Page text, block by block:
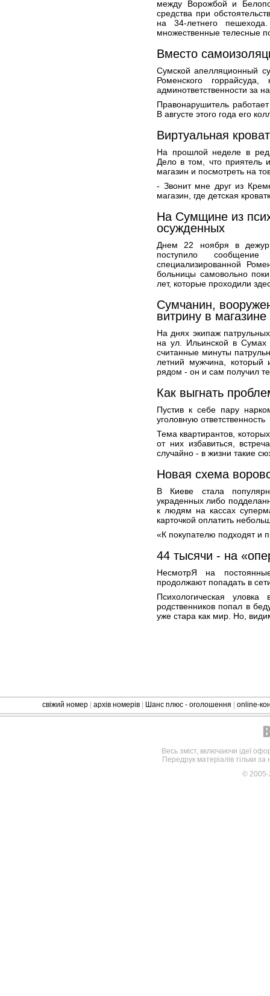
между Ворожбой и
средства при
на 34-летнего
множественные телесные
Вместо
Сумской апелляционный
Роменского
админответственности за
Правонарушитель
В августе этого года его
Виртуальная
На прошлой неделе в
Дело в том, что приятель
магазин и посмотреть на
- Звонит мне друг из
магазин, где детская
На Сумщине из
осужденных
Днем 22 ноября в
поступило
специализированной
больницы самовольно
лет, которые проходили
Сумчанин,
витрину в магазине
На днях экипаж
на ул. Ильинской в Сумах
считанные минуты
летний мужчина, который
рядом - он и сам получил
Как выгнать
Пустив к себе пару
уголовную ответственность
Тема квартирантов,
от них избавиться,
случайно - в жизни такие
Новая схема
В Киеве стала
украденных либо
к людям на кассах
карточкой оплатить
«К покупателю подходят и
44 тысячи - на
НесмотрЯ на
продолжают попадать в
Психологическая
родственников попал в
уже стара как мир. Но,
свіжий номер архів номерів Шанс плюс - оголошення online-
Весь зміст, включаючи ідеї
Передрук матеріалів тільки
©